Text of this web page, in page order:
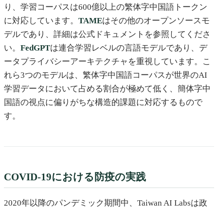
り、学習コーパスは600億以上の繁体字中国語トークン
に対応しています。 TAMEはその他のオープンソースモ
デルであり、詳細は公式ドキュメントを参照してくださ
い。 FedGPTは連合学習レベルの言語モデルであり、デ
ータプライバシーアーキテクチャを重視しています。こ
れら3つのモデルは、繁体字中国語コーパスが世界のAI
学習データにおいて占める割合が極めて低く、簡体字中
国語の視点に偏りがちな構造的課題に対応するもので
す。
COVID-19における防疫の実践
2020年以降のパンデミック期間中、Taiwan AI Labsは政